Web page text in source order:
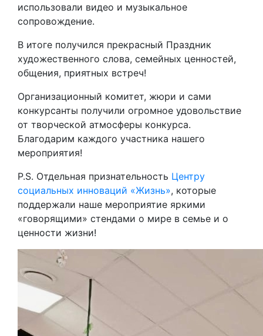
использовали видео и музыкальное
сопровождение.
В итоге получился прекрасный Праздник
художественного слова, семейных ценностей,
общения, приятных встреч!
Организационный комитет, жюри и сами
конкурсанты получили огромное удовольствие
от творческой атмосферы конкурса.
Благодарим каждого участника нашего
мероприятия!
Р.S. Отдельная признательность Центру
социальных инноваций «Жизнь», которые
поддержали наше мероприятие яркими
«говорящими» стендами о мире в семье и о
ценности жизни!